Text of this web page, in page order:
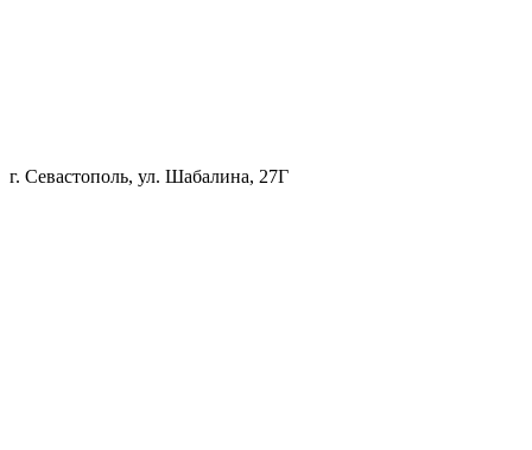
г. Севастополь, ул. Шабалина, 27Г